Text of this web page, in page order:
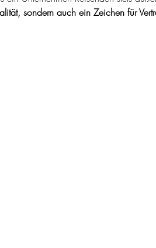
sondern auch ein Zeichen für